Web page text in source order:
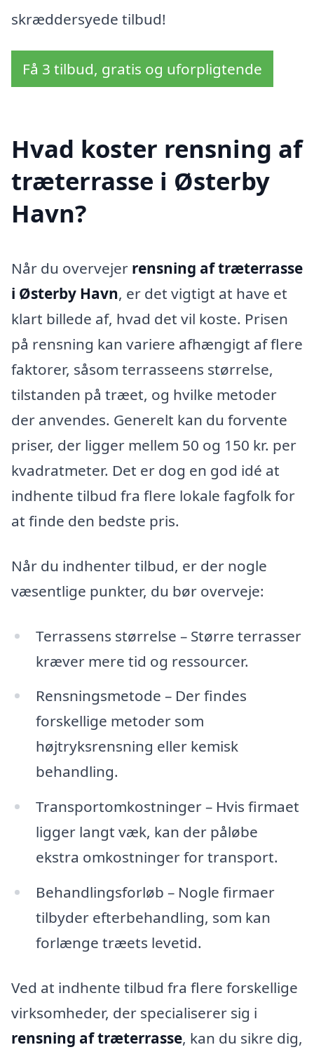
skræddersyede tilbud!
Få 3 tilbud, gratis og uforpligtende
Hvad koster rensning af
træterrasse i Østerby
Havn?
Når du overvejer rensning af træterrasse
i Østerby Havn, er det vigtigt at have et
klart billede af, hvad det vil koste. Prisen
på rensning kan variere afhængigt af flere
faktorer, såsom terrasseens størrelse,
tilstanden på træet, og hvilke metoder
der anvendes. Generelt kan du forvente
priser, der ligger mellem 50 og 150 kr. per
kvadratmeter. Det er dog en god idé at
indhente tilbud fra flere lokale fagfolk for
at finde den bedste pris.
Når du indhenter tilbud, er der nogle
væsentlige punkter, du bør overveje:
Terrassens størrelse – Større terrasser
kræver mere tid og ressourcer.
Rensningsmetode – Der findes
forskellige metoder som
højtryksrensning eller kemisk
behandling.
Transportomkostninger – Hvis firmaet
ligger langt væk, kan der påløbe
ekstra omkostninger for transport.
Behandlingsforløb – Nogle firmaer
tilbyder efterbehandling, som kan
forlænge træets levetid.
Ved at indhente tilbud fra flere forskellige
virksomheder, der specialiserer sig i
rensning af træterrasse, kan du sikre dig,